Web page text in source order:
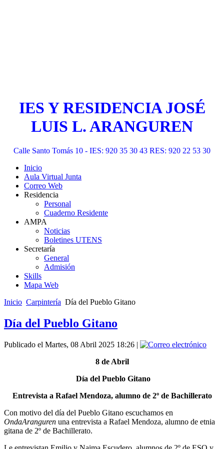
IES Y RESIDENCIA JOSÉ
LUIS L. ARANGUREN
Calle Santo Tomás 10 - IES: 920 35 30 43 RES: 920 22 53 30
Inicio
Aula Virtual Junta
Correo Web
Residencia
Personal
Cuaderno Residente
AMPA
Noticias
Boletines UTENS
Secretaría
General
Admisión
Skills
Mapa Web
Inicio Carpintería Día del Pueblo Gitano
Día del Pueblo Gitano
Publicado el Martes, 08 Abril 2025 18:26 |
8 de Abril
Día del Pueblo Gitano
Entrevista a Rafael Mendoza, alumno de 2º de Bachillerato
Con motivo del día del Pueblo Gitano escuchamos en
OndaAranguren una entrevista a Rafael Mendoza, alumno de etnia
gitana de 2º de Bachillerato.